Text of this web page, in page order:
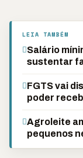
LEIA TAMBÉM
Salário
sustentar
FGTS vai
poder
Agroleite
pequenos